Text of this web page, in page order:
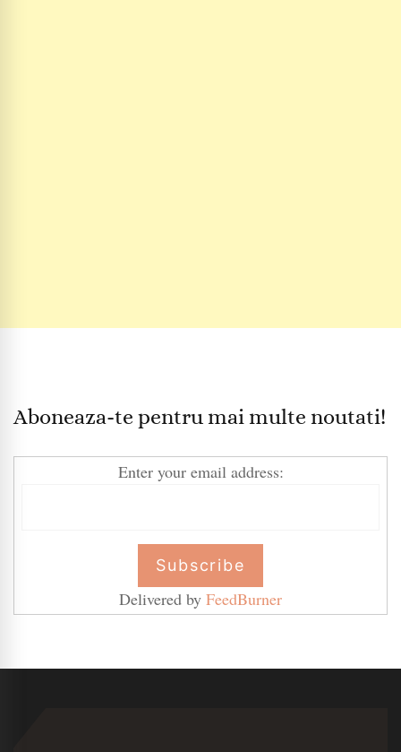
Aboneaza-te pentru mai multe noutati!
Enter your email address:
Delivered by FeedBurner